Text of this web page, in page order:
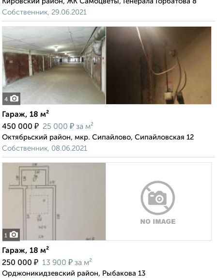
Собственник, 29.06.2021
4
Гараж, 18 м²
450 000 ₽ 25 000 ₽ за м²
Октябрьский район, мкр. Сипайлово, Сипайловская 12
Собственник, 08.06.2021
1
Гараж, 18 м²
250 000 ₽ 13 900 ₽ за м²
Орджоникидзевский район, Рыбакова 13